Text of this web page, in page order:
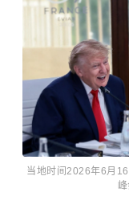
当地时间2026年6月